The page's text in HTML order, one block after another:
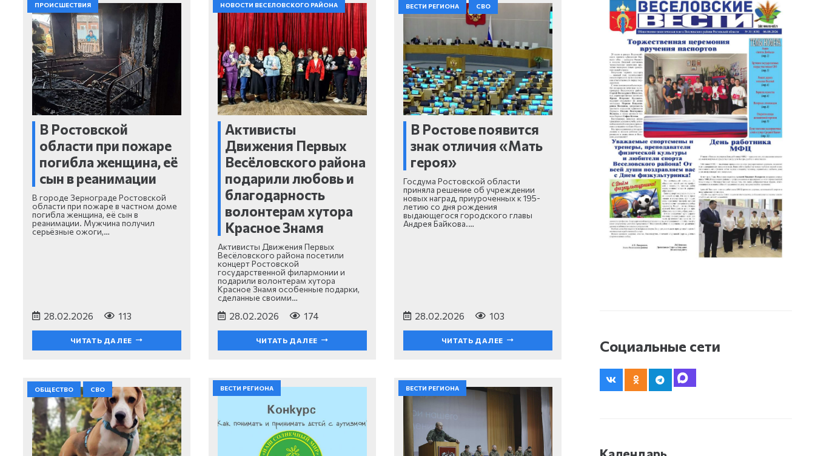
ПРОИСШЕСТВИЯ
В Ростовской
области при пожаре
погибла женщина, её
сын в реанимации
В городе Зернограде Ростовской
области при пожаре в частном доме
погибла женщина, её сын в
реанимации. Мужчина получил
серьёзные ожоги,…
28.02.2026 113
ЧИТАТЬ ДАЛЕЕ
НОВОСТИ ВЕСЕЛОВСКОГО РАЙОНА
Активисты
Движения Первых
Весёловского района
подарили любовь и
благодарность
волонтерам хутора
Красное Знамя
Активисты Движения Первых
Весёловского района посетили
концерт Ростовской
государственной филармонии и
подарили волонтерам хутора
Красное Знамя особенные подарки,
сделанные своими…
28.02.2026 174
ЧИТАТЬ ДАЛЕЕ
ВЕСТИ РЕГИОНА СВО
В Ростове появится
знак отличия «Мать
героя»
Госдума Ростовской области
приняла решение об учреждении
новых наград, приуроченных к 195-
летию со дня рождения
выдающегося городского главы
Андрея Байкова.…
28.02.2026 103
ЧИТАТЬ ДАЛЕЕ
ОБЩЕСТВО СВО ВЕСТИ РЕГИОНА ВЕСТИ РЕГИОНА
Социальные сети